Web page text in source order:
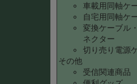
車載用同軸ケ
自宅用同軸ケ
変換ケーブル
ネクター
切り売り電源
その他
受信関連商品